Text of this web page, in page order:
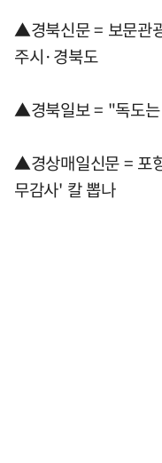
▲경북신문 = 보문관
주시·경북도
▲경북일보 = "독도
▲경상매일신문 = 포
무감사' 칼 뽑나